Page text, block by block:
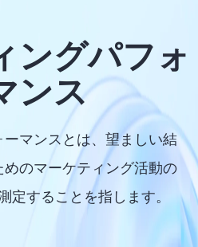
ングパフォ
ンス
マンスとは、望ましい結
のマーケティング活動の
定することを指します。